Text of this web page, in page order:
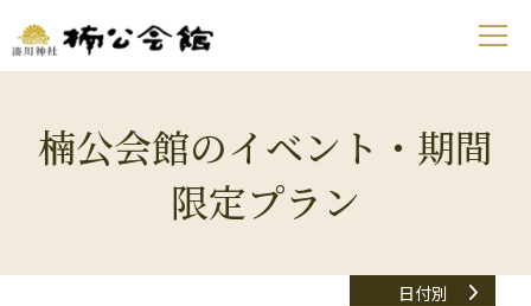
楠公会館のイベント・期間
限定プラン
日付別